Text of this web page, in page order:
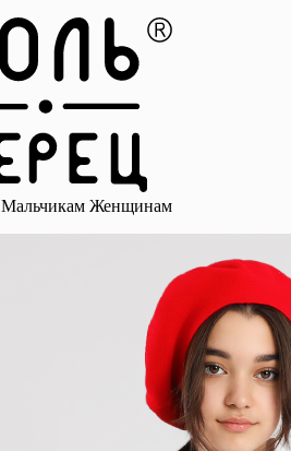
Мальчикам Женщинам
Женщинам
Брюки для мальчиков
и сарафаны Юбки